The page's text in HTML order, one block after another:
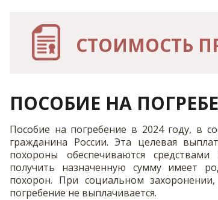
СТОИМОСТЬ
ПОСОБИЕ НА
Пособие на погребение в 2024 году, в
гражданина России. Эта целевая
похороны обеспечиваются
получить назначенную сумму имеет
похорон. При социальном
погребение не выплачивается.